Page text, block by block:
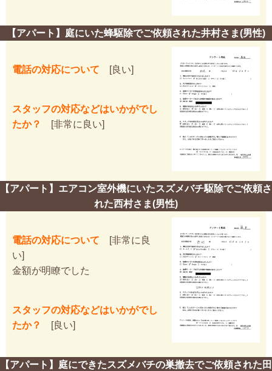
【アパート】庭にいた蜂駆除でご依頼された井村さま(男性)
電話の対応について [良い]
スタッフの対応などはいかがでし
たか？
[非常に良い]
【アパート】エアコン室外機にいたスズメバチ駆除でご依頼さ
れた西村さま(男性)
電話の対応について [非常に良
い]
金額が明瞭でした
スタッフの対応などはいかがでし
たか？
[良い]
【アパート】庭にできたスズメバチの巣撤去でご依頼された田